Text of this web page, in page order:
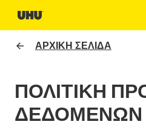
ΑΡΧΙΚΗ ΣΕΛΙΔΑ
ΠΟΛΙΤΙΚΉ
ΔΕΔΟΜΈΝΩΝ